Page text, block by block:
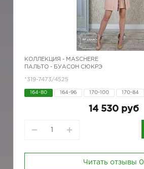
КОЛЛЕКЦИЯ - MASCHERE
ПАЛЬТО - БУАСОН СЮКРЭ
*319-7473/4525
164-80 164-96 170-100 170-84
14 530 руб
Читать отзывы 0